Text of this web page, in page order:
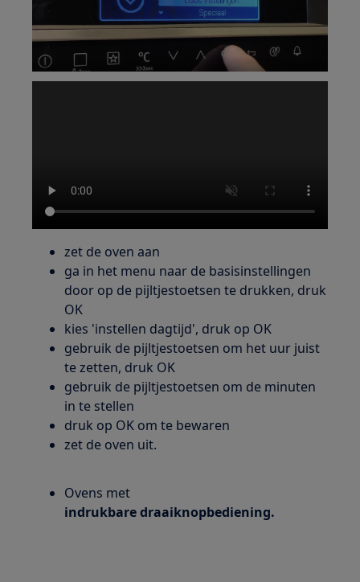
zet de oven aan
ga in het menu naar de basisinstellingen
door op de pijltjestoetsen te drukken, druk
OK
kies 'instellen dagtijd', druk op OK
gebruik de pijltjestoetsen om het uur juist
te zetten, druk OK
gebruik de pijltjestoetsen om de minuten
in te stellen
druk op OK om te bewaren
zet de oven uit.
Ovens met
indrukbare draaiknopbediening.